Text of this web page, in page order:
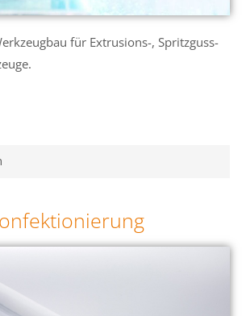
für Extrusions-, Spritzguss-